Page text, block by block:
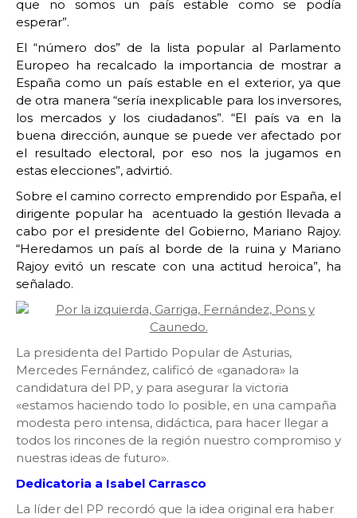
que no somos un país estable como se podía
esperar”.
El “número dos” de la lista popular al Parlamento
Europeo ha recalcado la importancia de mostrar a
España como un país estable en el exterior, ya que
de otra manera “sería inexplicable para los inversores,
los mercados y los ciudadanos”. “El país va en la
buena dirección, aunque se puede ver afectado por
el resultado electoral, por eso nos la jugamos en
estas elecciones”, advirtió.
Sobre el camino correcto emprendido por España, el
dirigente popular ha acentuado la gestión llevada a
cabo por el presidente del Gobierno, Mariano Rajoy.
“Heredamos un país al borde de la ruina y Mariano
Rajoy evitó un rescate con una actitud heroica”, ha
señalado.
La presidenta del Partido Popular de Asturias,
Mercedes Fernández, calificó de «ganadora» la
candidatura del PP, y para asegurar la victoria
«estamos haciendo todo lo posible, en una campaña
modesta pero intensa, didáctica, para hacer llegar a
todos los rincones de la región nuestro compromiso y
nuestras ideas de futuro».
Dedicatoria a Isabel Carrasco
La líder del PP recordó que la idea original era haber